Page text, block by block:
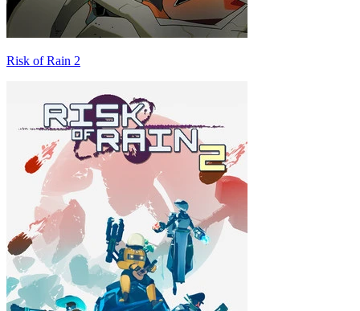
Risk of Rain 2